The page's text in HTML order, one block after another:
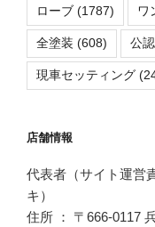
ローブ (1787) ワ
全塗装 (608) 公認
現車セッティング
店舗情報
代表者（サイト運営
キ）
住所 ： 〒666-0117